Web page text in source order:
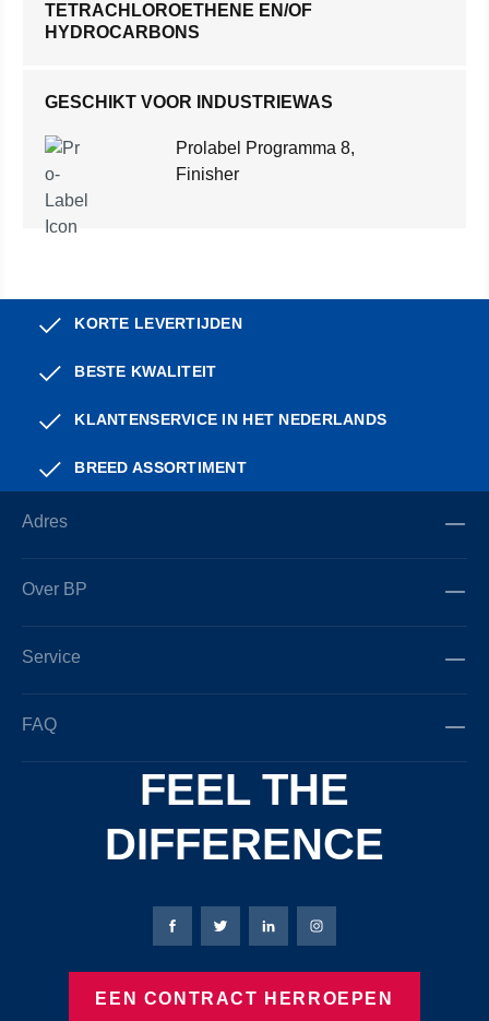
TETRACHLOROETHENE EN/OF
HYDROCARBONS
GESCHIKT VOOR INDUSTRIEWAS
Prolabel Programma 8,
Finisher
KORTE LEVERTIJDEN
BESTE KWALITEIT
KLANTENSERVICE IN HET NEDERLANDS
BREED ASSORTIMENT
Adres
Over BP
Service
FAQ
FEEL THE
DIFFERENCE
Bierbaum-Proenen Facebook-pagina
Bierbaum-Proenen X-pagina
Bierbaum-Proenen
Bierbaum-Proenen
EEN CONTRACT HERROEPEN